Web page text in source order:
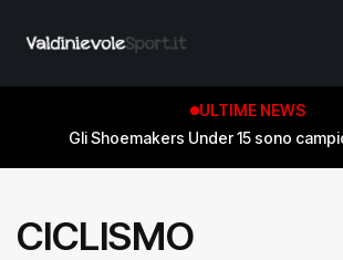
ULTIME NEWS
Gli Shoemakers Under 15 sono
CICLISMO